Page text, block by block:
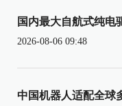
国内最大自航式纯电
2026-08-06 09:48
中国机器人适配全球